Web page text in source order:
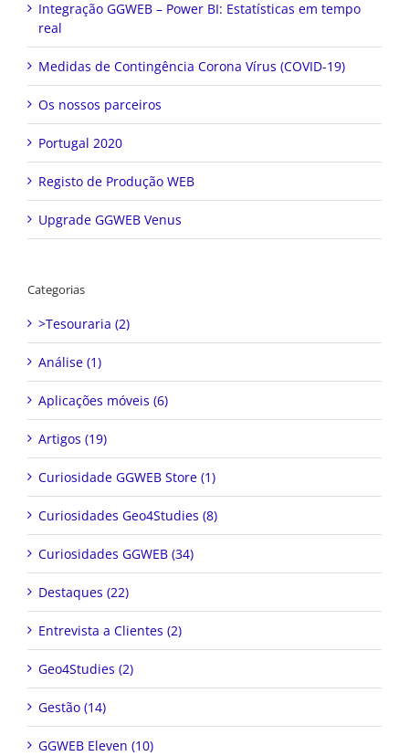
Integração GGWEB – Power BI: Estatísticas em tempo
real
Medidas de Contingência Corona Vírus (COVID-19)
Os nossos parceiros
Portugal 2020
Registo de Produção WEB
Upgrade GGWEB Venus
Categorias
>Tesouraria (2)
Análise (1)
Aplicações móveis (6)
Artigos (19)
Curiosidade GGWEB Store (1)
Curiosidades Geo4Studies (8)
Curiosidades GGWEB (34)
Destaques (22)
Entrevista a Clientes (2)
Geo4Studies (2)
Gestão (14)
GGWEB Eleven (10)